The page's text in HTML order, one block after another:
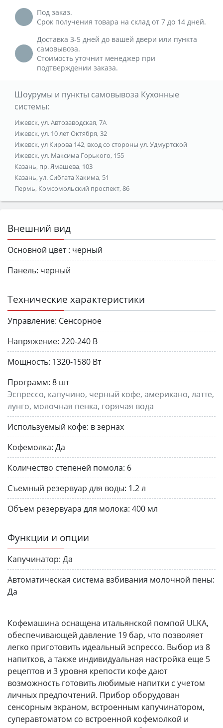
Под заказ.
Срок получения товара на склад от 7 до 14 дней.
Доставка 3-5 дней до вашей двери или пункта
самовывоза.
Стоимость уточнит менеджер при
подтверждении заказа.
Шоурумы и пункты самовывоза Кухонные
системы:
Ижевск, ул. Автозаводская, 7А
Ижевск, ул. 10 лет Октября, 32
Ижевск, ул Кирова 142, вход со стороны ул. Удмуртской
Ижевск, ул. Максима Горького, 155
Казань, пр. Ямашева, 103
Казань, ул. Сибгата Хакима, 51
Пермь, Комсомольский проспект, 86
Внешний вид
Основной цвет : черный
Панель: черный
Технические характеристики
Управление: Сенсорное
Напряжение: 220-240 В
Мощность: 1320-1580 Вт
Программ: 8 шт
Эспрессо, капучино, черный кофе, американо, латте,
лунго, молочная пенка, горячая вода
Используемый кофе: в зернах
Кофемолка: Да
Количество степеней помола: 6
Съемный резервуар для воды: 1.2 л
Объем резервуара для молока: 400 мл
Функции и опции
Капучинатор: Да
Автоматическая система взбивания молочной пены:
Да
Кофемашина оснащена итальянской помпой ULKA,
обеспечивающей давление 19 бар, что позволяет
легко приготовить идеальный эспрессо. Выбор из 8
напитков, а также индивидуальная настройка еще 5
рецептов и 3 уровня крепости кофе дают
возможность готовить любимые напитки с учетом
личных предпочтений. Прибор оборудован
сенсорным экраном, встроенным капучинатором,
суперавтоматом со встроенной кофемолкой и